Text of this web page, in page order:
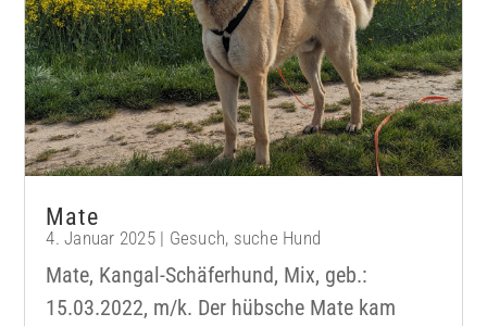
Mate
4. Januar 2025| Gesuch, suche Hund
Mate, Kangal-Schäferhund, Mix, geb.:
15.03.2022, m/k. Der hübsche Mate kam